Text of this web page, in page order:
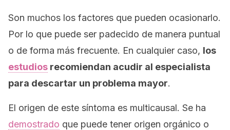
Son muchos los factores que pueden ocasionarlo.
Por lo que puede ser padecido de manera puntual
o de forma más frecuente. En cualquier caso, los
estudios recomiendan acudir al especialista
para descartar un problema mayor.
El origen de este síntoma es multicausal. Se ha
demostrado que puede tener origen orgánico o